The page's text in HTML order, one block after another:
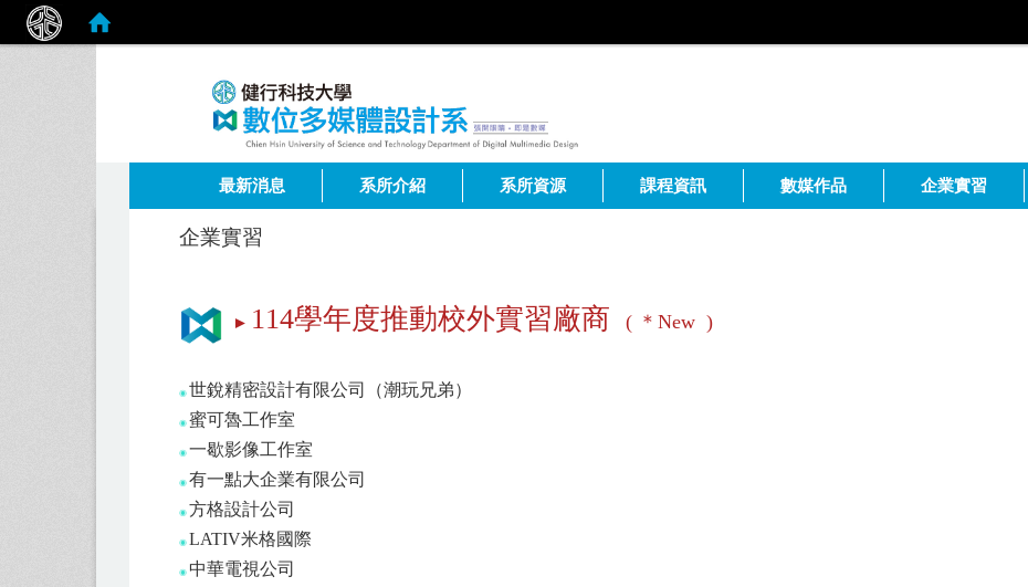
最新消息 系所介紹 系所資源 課程資訊 數媒作品 企業實習
企業實習
► 114學年度推動校外實習廠商 ( ＊New )
◉ 世銳精密設計有限公司（潮玩兄弟）
◉ 蜜可魯工作室
◉ 一歇影像工作室
◉ 有一點大企業有限公司
◉ 方格設計公司
◉ LATIV米格國際
◉ 中華電視公司